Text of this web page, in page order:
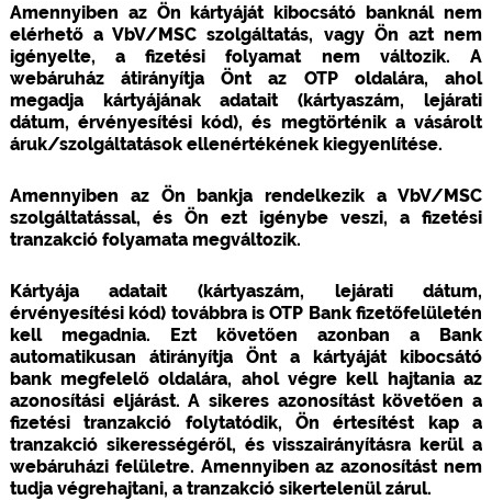
Amennyiben az Ön kártyáját kibocsátó banknál nem
elérhető a VbV/MSC szolgáltatás, vagy Ön azt nem
igényelte, a fizetési folyamat nem változik. A
webáruház átirányítja Önt az OTP oldalára, ahol
megadja kártyájának adatait (kártyaszám, lejárati
dátum, érvényesítési kód), és megtörténik a vásárolt
áruk/szolgáltatások ellenértékének kiegyenlítése.
Amennyiben az Ön bankja rendelkezik a VbV/MSC
szolgáltatással, és Ön ezt igénybe veszi, a fizetési
tranzakció folyamata megváltozik.
Kártyája adatait (kártyaszám, lejárati dátum,
érvényesítési kód) továbbra is OTP Bank fizetőfelületén
kell megadnia. Ezt követően azonban a Bank
automatikusan átirányítja Önt a kártyáját kibocsátó
bank megfelelő oldalára, ahol végre kell hajtania az
azonosítási eljárást. A sikeres azonosítást követően a
fizetési tranzakció folytatódik, Ön értesítést kap a
tranzakció sikerességéről, és visszairányításra kerül a
webáruházi felületre. Amennyiben az azonosítást nem
tudja végrehajtani, a tranzakció sikertelenül zárul.